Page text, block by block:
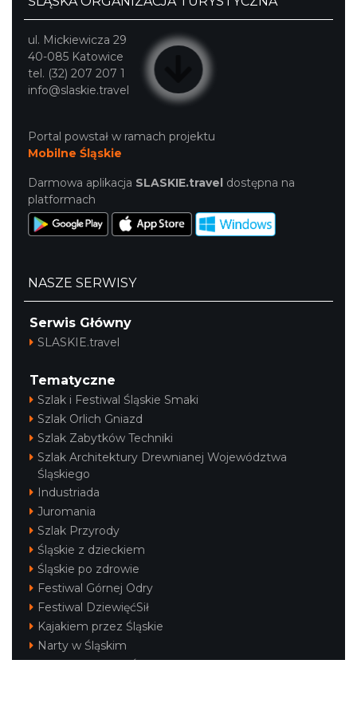
ul. Mickiewicza 29
40-085 Katowice
tel. (32) 207 207 1
info@slaskie.travel
Portal powstał w ramach projektu
Mobilne Śląskie
Darmowa aplikacja SLASKIE.travel dostępna na
platformach
NASZE SERWISY
Serwis Główny
SLASKIE.travel
Tematyczne
Szlak i Festiwal Śląskie Smaki
Szlak Orlich Gniazd
Szlak Zabytków Techniki
Szlak Architektury Drewnianej Województwa
Śląskiego
Industriada
Juromania
Szlak Przyrody
Śląskie z dzieckiem
Śląskie po zdrowie
Festiwal Górnej Odry
Festiwal DziewięćSił
Kajakiem przez Śląskie
Narty w Śląskim